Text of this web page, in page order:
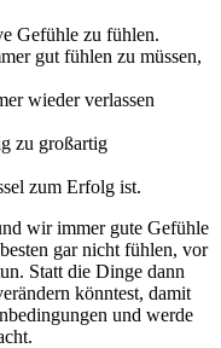
Gefühle zu fühlen.
gut fühlen zu müssen,
wieder verlassen
zu großartig
zum Erfolg ist.
wir immer gute Gefühle
gar nicht fühlen, vor
Statt die Dinge dann
könntest, damit
und werde